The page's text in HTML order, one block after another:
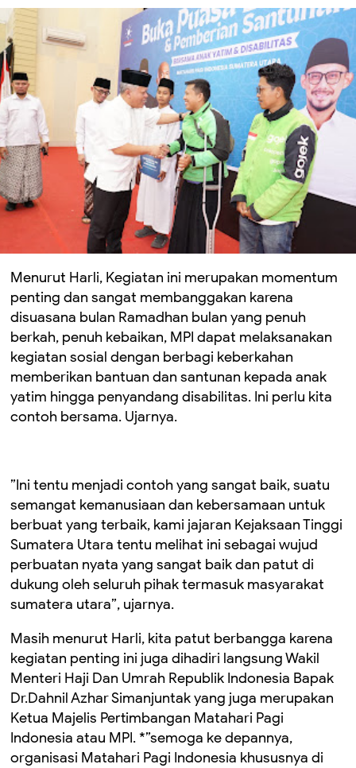
Menurut Harli, Kegiatan ini merupakan momentum
penting dan sangat membanggakan karena
disuasana bulan Ramadhan bulan yang penuh
berkah, penuh kebaikan, MPI dapat melaksanakan
kegiatan sosial dengan berbagi keberkahan
memberikan bantuan dan santunan kepada anak
yatim hingga penyandang disabilitas. Ini perlu kita
contoh bersama. Ujarnya.
”Ini tentu menjadi contoh yang sangat baik, suatu
semangat kemanusiaan dan kebersamaan untuk
berbuat yang terbaik, kami jajaran Kejaksaan Tinggi
Sumatera Utara tentu melihat ini sebagai wujud
perbuatan nyata yang sangat baik dan patut di
dukung oleh seluruh pihak termasuk masyarakat
sumatera utara”, ujarnya.
Masih menurut Harli, kita patut berbangga karena
kegiatan penting ini juga dihadiri langsung Wakil
Menteri Haji Dan Umrah Republik Indonesia Bapak
Dr.Dahnil Azhar Simanjuntak yang juga merupakan
Ketua Majelis Pertimbangan Matahari Pagi
Indonesia atau MPI. *”semoga ke depannya,
organisasi Matahari Pagi Indonesia khususnya di